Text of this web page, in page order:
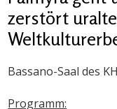
zerstört
Bassano-Saal des
Programm: